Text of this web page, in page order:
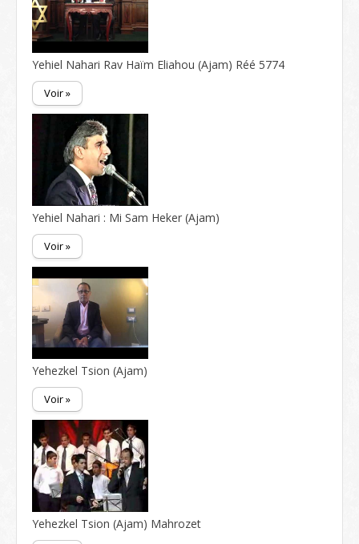
Yehiel Nahari Rav Haïm Eliahou (Ajam) Réé 5774
Voir »
Yehiel Nahari : Mi Sam Heker (Ajam)
Voir »
Yehezkel Tsion (Ajam)
Voir »
Yehezkel Tsion (Ajam) Mahrozet